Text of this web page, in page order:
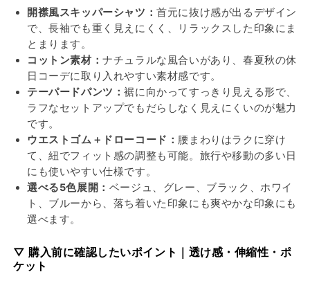
ャ
ツ
×
テ
ー
パ
ー
ド
パ
ン
ツ
の
数
量
減
ら
ャ
ツ
テ
ー
パ
ー
パ
ン
ツ
の
数
増
開襟風スキッパーシャツ：首元に抜け感が出るデザイン
で、長袖でも重く見えにくく、リラックスした印象にま
とまります。
コットン素材：ナチュラルな風合いがあり、春夏秋の休
日コーデに取り入れやすい素材感です。
テーパードパンツ：裾に向かってすっきり見える形で、
ラフなセットアップでもだらしなく見えにくいのが魅力
です。
ウエストゴム＋ドローコード： 腰まわりはラクに穿け
て、紐でフィット感の調整も可能。旅行や移動の多い日
にも使いやすい仕様です。
選べる5色展開： ベージュ、グレー、ブラック、ホワイ
ト、ブルーから、落ち着いた印象にも爽やかな印象にも
選べます。
▽ 購入前に確認したいポイント｜透け感・伸縮性・ポ
ケット